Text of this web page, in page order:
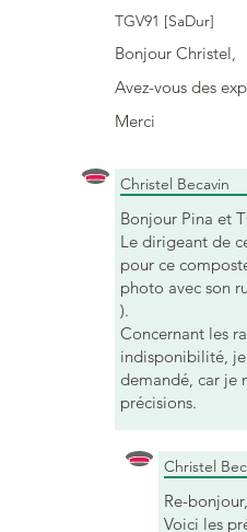
TGV91 [SaDur]
Bonjour Christel,
Avez-vous des
Merci
Christel Becavin
Bonjour Pina et
Le dirigeant de
pour ce
photo avec son
).
Concernant les
indisponibilité,
demandé, car je
précisions.
Christel
Re-bonjour,
Voici les